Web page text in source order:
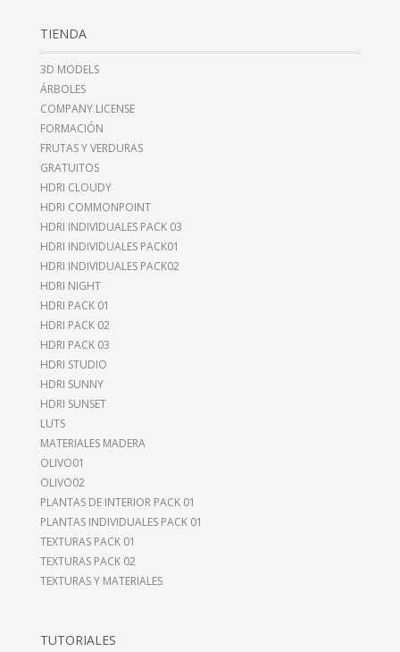
TIENDA
3D MODELS
ÁRBOLES
COMPANY LICENSE
FORMACIÓN
FRUTAS Y VERDURAS
GRATUITOS
HDRI CLOUDY
HDRI COMMONPOINT
HDRI INDIVIDUALES PACK 03
HDRI INDIVIDUALES PACK01
HDRI INDIVIDUALES PACK02
HDRI NIGHT
HDRI PACK 01
HDRI PACK 02
HDRI PACK 03
HDRI STUDIO
HDRI SUNNY
HDRI SUNSET
LUTS
MATERIALES MADERA
OLIVO01
OLIVO02
PLANTAS DE INTERIOR PACK 01
PLANTAS INDIVIDUALES PACK 01
TEXTURAS PACK 01
TEXTURAS PACK 02
TEXTURAS Y MATERIALES
TUTORIALES